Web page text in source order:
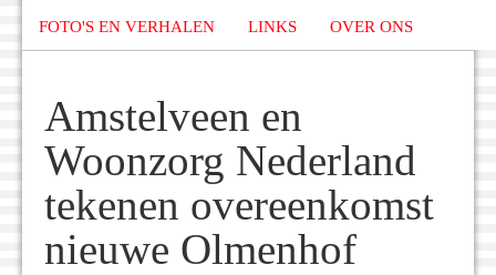
FOTO'S EN VERHALEN LINKS OVER ONS
Amstelveen en
Woonzorg Nederland
tekenen overeenkomst
nieuwe Olmenhof